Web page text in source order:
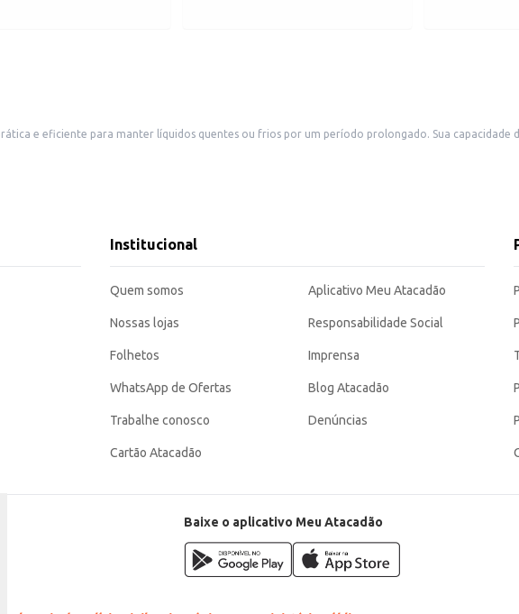
ou frios por um período prolongado. Sua capacidade de 5 litros o torna ideal para diversas situações, desde o uso doméstico
sendo uma escolha adequada para diferentes necessidades. Sua construção garante a
Institucional
Quem somos
Nossas lojas
Folhetos
WhatsApp de Ofertas
Trabalhe conosco
Cartão Atacadão
Aplicativo Meu Atacadão
Responsabilidade Social
Imprensa
Blog Atacadão
Denúncias
Baixe o aplicativo Meu Atacadão